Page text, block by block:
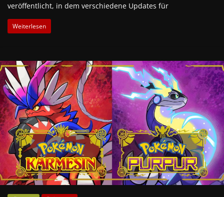
veröffentlicht, in dem verschiedene Updates für
Weiterlesen